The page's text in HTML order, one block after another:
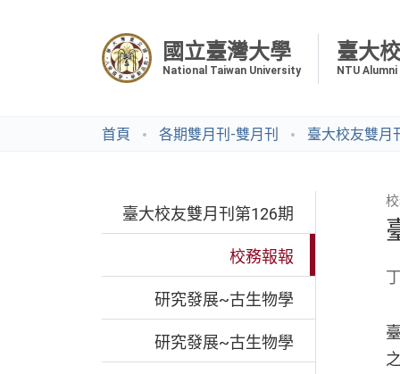
國立臺灣大學
National Taiwan University
臺大
NTU
首頁 各期雙月刊-雙月刊 臺大校友雙月
臺大校友雙月刊第126期
校務報報
研究發展~古生物學
研究發展~古生物學